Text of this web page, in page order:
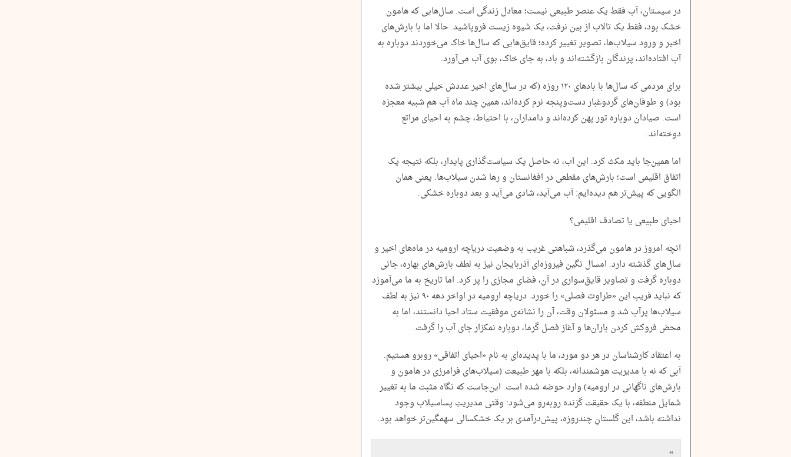
در سیستان، آب فقط یک عنصر طبیعی نیست؛ معادل زندگی است. سال‌هایی که هامون
خشک بود، فقط یک تالاب از بین نرفت، یک شیوه زیست فروپاشید. حالا اما با بارش‌های
اخیر و ورود سیلاب‌ها، تصویر تغییر کرده؛ قایق‌هایی که سال‌ها خاک می‌خوردند دوباره به
آب افتاده‌اند، پرندگان بازگشته‌اند و باد، به جای خاک، بوی آب می‌آورد.
برای مردمی که سال‌ها با بادهای ۱۲۰ روزه (که در سال‌های اخیر عددش خیلی بیشتر شده
بود) و طوفان‌های گردوغبار دست‌وپنجه نرم کرده‌اند، همین چند ماه آب هم شبیه معجزه
است. صیادان دوباره تور پهن کرده‌اند و دامداران، با احتیاط، چشم به احیای مراتع
دوخته‌اند.
اما همین‌جا باید مکث کرد. این آب، نه حاصل یک سیاست‌گذاری پایدار، بلکه نتیجه یک
اتفاق اقلیمی است؛ بارش‌های مقطعی در افغانستان و رها شدن سیلاب‌ها. یعنی همان
الگویی که پیش‌تر هم دیده‌ایم: آب می‌آید، شادی می‌آید و بعد دوباره خشکی.
احیای طبیعی یا تصادف اقلیمی؟
آنچه امروز در هامون می‌گذرد، شباهتی غریب به وضعیت دریاچه ارومیه در ماه‌های اخیر و
سال‌های گذشته دارد. امسال نگین فیروزه‌ای آذربایجان نیز به لطف بارش‌های بهاره، جانی
دوباره گرفت و تصاویر قایق‌سواری در آن، فضای مجازی را پر کرد. اما تاریخ به ما می‌آموزد
که نباید فریب این «طراوت فصلی» را خورد. دریاچه ارومیه در اواخر دهه ۹۰ نیز به لطف
سیلاب‌ها پرآب شد و مسئولان وقت، آن را نشانه‌ی موفقیت ستاد احیا دانستند، اما به
محض فروکش کردن باران‌ها و آغاز فصل گرما، دوباره نمکزار جای آب را گرفت.
به اعتقاد کارشناسان در هر دو مورد، ما با پدیده‌ای به نام «احیای اتفاقی» روبرو هستیم.
آبی که نه با مدیریت هوشمندانه، بلکه با مهر طبیعت (سیلاب‌های فرامرزی در هامون و
بارش‌های ناگهانی در ارومیه) وارد حوضه شده است. این‌جاست که نگاه مثبت ما به تغییر
شمایل منطقه، با یک حقیقت گزنده روبه‌رو می‌شود: وقتی مدیریتِ پساسیلاب وجود
نداشته باشد، این گلستانِ چندروزه، پیش‌درآمدی بر یک خشکسالی سهمگین‌تر خواهد بود.